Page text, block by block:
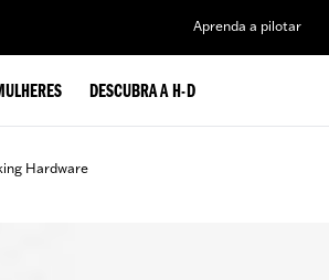
Aprenda a pilotar
DESCUBRA A H-D
Hardware